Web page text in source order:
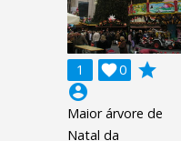
1 0

grade
account_circle
Maior árvore de
Natal da